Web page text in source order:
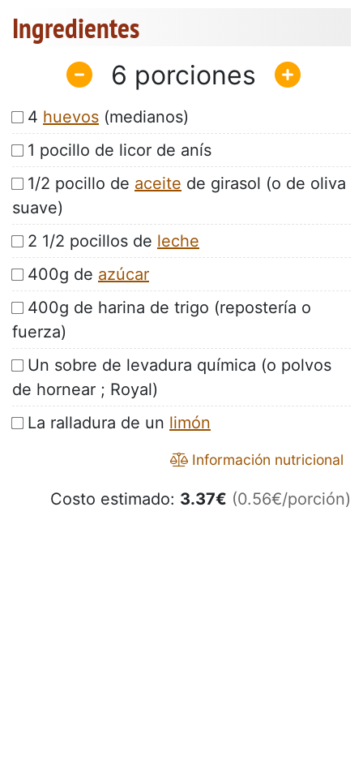
Ingredientes
6
4 huevos (medianos)
1 pocillo de licor de anís
1/2 pocillo de aceite de girasol (o de oliva
suave)
2 1/2 pocillos de leche
400g de azúcar
400g de harina de trigo (repostería o
fuerza)
Un sobre de levadura química (o polvos
de hornear ; Royal)
La ralladura de un limón
Información nutricional
Costo estimado: 3.37€ (0.56€/porción)